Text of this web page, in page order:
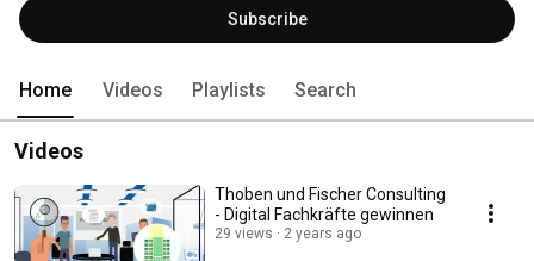
Subscribe
Home Videos Playlists Search
Videos
Thoben und Fischer Consulting
- Digital Fachkräfte gewinnen
29 views 2 years ago